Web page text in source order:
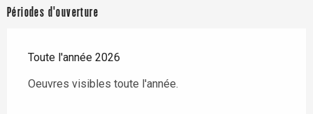
Périodes d'ouverture
Toute l'année 2026
Oeuvres visibles toute l'année.